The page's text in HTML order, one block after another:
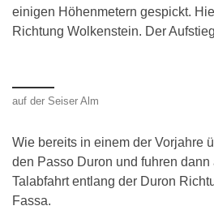
einigen Höhenmetern gespickt.
Richtung Wolkenstein. Der
auf der Seiser Alm
Wie bereits in einem der Vorjahre
den Passo Duron und fuhren
Talabfahrt entlang der Duron
Fassa.